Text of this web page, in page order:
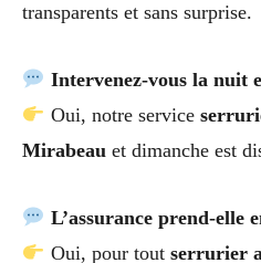
transparents et sans surprise.
Intervenez-vous la nuit
Oui, notre service
Mirabeau et dimanche est
L’assurance prend-elle
Oui, pour tout serrurier